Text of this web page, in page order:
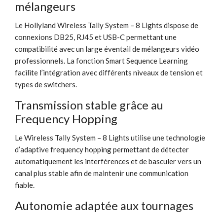
mélangeurs
Le Hollyland Wireless Tally System – 8 Lights dispose de
connexions DB25, RJ45 et USB-C permettant une
compatibilité avec un large éventail de mélangeurs vidéo
professionnels. La fonction Smart Sequence Learning
facilite l’intégration avec différents niveaux de tension et
types de switchers.
Transmission stable grâce au
Frequency Hopping
Le Wireless Tally System – 8 Lights utilise une technologie
d’adaptive frequency hopping permettant de détecter
automatiquement les interférences et de basculer vers un
canal plus stable afin de maintenir une communication
fiable.
Autonomie adaptée aux tournages